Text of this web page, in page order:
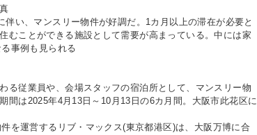
い、マンスリー物件が好調だ。1カ月以上の滞在が必要と
むことができる施設として需要が高まっている。中には家
事例も見られる
る従業員や、会場スタッフの宿泊所として、マンスリー物
間は2025年4月13日～10月13日の6カ月間。大阪市此花区に
を運営するリブ・マックス(東京都港区)は、大阪万博に合